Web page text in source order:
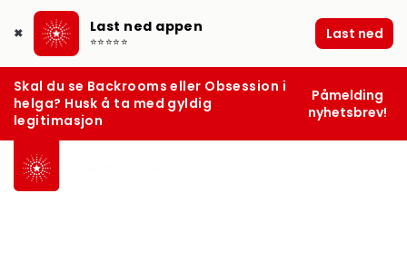
✖ Last ned appen
⭐⭐⭐⭐⭐ Last ned
Skal du se Backrooms eller Obsession i
helga? Husk å ta med gyldig
legitimasjon
Påmelding
nyhetsbrev!